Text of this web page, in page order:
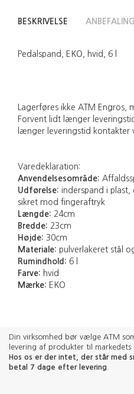
BESKRIVELSE
Pedalspand, EKO, hvid, 6 l
Lagerføres ikke ATM Engros,
Forvent lidt længer
længer leveringstid kontakter
Varedeklaration:
Anvendelsesområde:
Udførelse: inderspand i
sikret mod fingeraftryk
Længde: 24cm
Bredde: 23cm
Højde: 30cm
Materiale: pulverlakeret stål
Rumindhold: 6 l
Farve: hvid
Mærke: EKO
Din virksomhed bør vælge ATM
levering af produkter til markedets
Hos os er der intet, der står med
betal 7 dage efter levering